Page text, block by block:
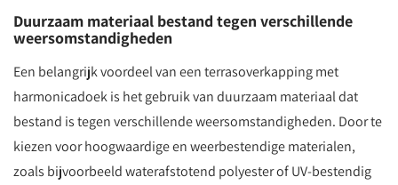
Duurzaam materiaal bestand tegen verschillende
weersomstandigheden
Een belangrijk voordeel van een terrasoverkapping met
harmonicadoek is het gebruik van duurzaam materiaal dat
bestand is tegen verschillende weersomstandigheden. Door te
kiezen voor hoogwaardige en weerbestendige materialen,
zoals bijvoorbeeld waterafstotend polyester of UV-bestendig